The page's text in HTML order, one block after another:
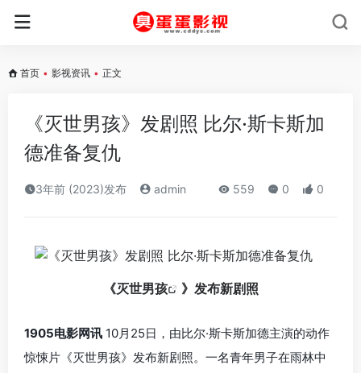
首页 • 影视资讯 • 正文
《灭世男孩》发剧照 比尔·斯卡斯加
德准备复仇
3年前 (2023)发布 admin 559 0 0
《灭世男孩 》发布新剧照
1905电影网讯 10月25日，由比尔·斯卡斯加德主演的动作
惊悚片《灭世男孩》发布新剧照。一名青年男子在雨林中